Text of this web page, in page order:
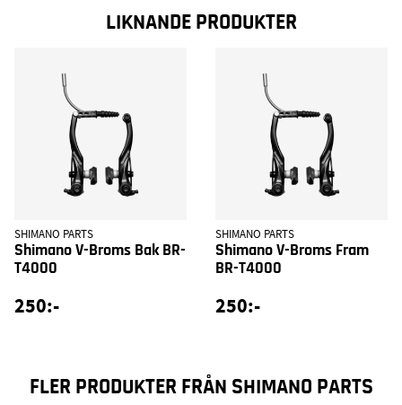
LIKNANDE PRODUKTER
SHIMANO PARTS
Shimano V-Broms Bak BR-
T4000
250:-
SHIMANO PARTS
Shimano V-Broms Fram
BR-T4000
250:-
FLER PRODUKTER FRÅN SHIMANO PARTS